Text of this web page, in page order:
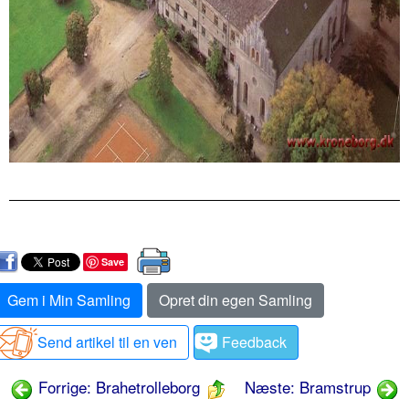
Save
Gem i Min Samling
Opret din egen Samling
Send artikel til en ven
Feedback
Forrige: Brahetrolleborg
Næste: Bramstrup